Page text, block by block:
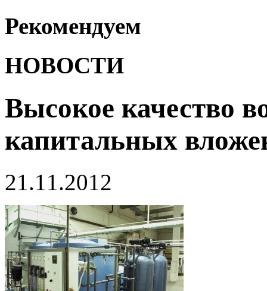
Рекомендуем
НОВОСТИ
Высокое качество
капитальных
21.11.2012